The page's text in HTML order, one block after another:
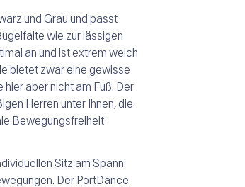
und Grau und passt
wie zur lässigen
an und ist extrem weich
bietet zwar eine gewisse
hier aber nicht am Fuß. Der
Herren unter Ihnen, die
Bewegungsfreiheit
Sitz am Spann.
Der PortDance